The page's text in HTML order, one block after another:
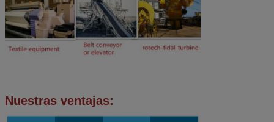
Nuestras ventajas: